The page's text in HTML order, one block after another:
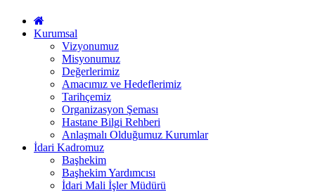
Kurumsal
Vizyonumuz
Misyonumuz
Değerlerimiz
Amacımız ve Hedeflerimiz
Tarihçemiz
Organizasyon Şeması
Hastane Bilgi Rehberi
Anlaşmalı Olduğumuz Kurumlar
İdari Kadromuz
Başhekim
Başhekim Yardımcısı
İdari Mali İşler Müdürü